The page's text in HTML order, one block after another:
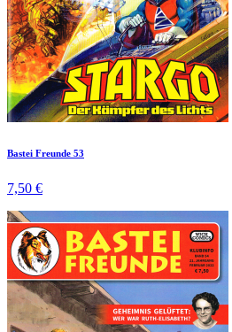
Bastei Freunde 53
7,50 €